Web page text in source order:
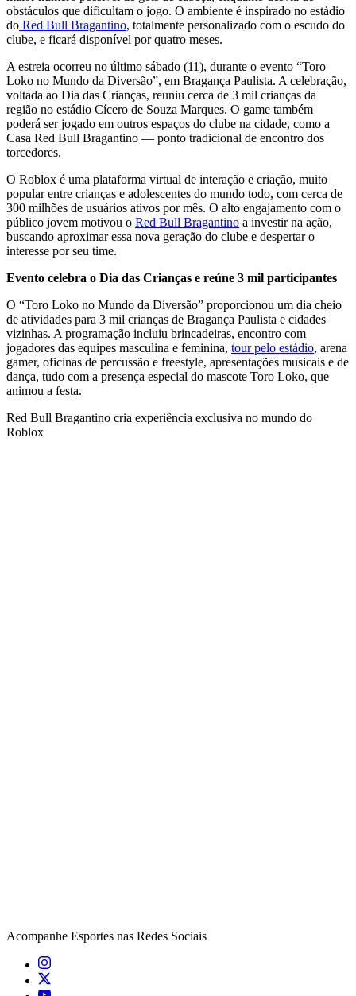
obstáculos que dificultam o jogo. O ambiente é inspirado no estádio
do Red Bull Bragantino, totalmente personalizado com o escudo do
clube, e ficará disponível por quatro meses.
A estreia ocorreu no último sábado (11), durante o evento “Toro
Loko no Mundo da Diversão”, em Bragança Paulista. A celebração,
voltada ao Dia das Crianças, reuniu cerca de 3 mil crianças da
região no estádio Cícero de Souza Marques. O game também
poderá ser jogado em outros espaços do clube na cidade, como a
Casa Red Bull Bragantino — ponto tradicional de encontro dos
torcedores.
O Roblox é uma plataforma virtual de interação e criação, muito
popular entre crianças e adolescentes do mundo todo, com cerca de
300 milhões de usuários ativos por mês. O alto engajamento com o
público jovem motivou o Red Bull Bragantino a investir na ação,
buscando aproximar essa nova geração do clube e despertar o
interesse por seu time.
Evento celebra o Dia das Crianças e reúne 3 mil participantes
O “Toro Loko no Mundo da Diversão” proporcionou um dia cheio
de atividades para 3 mil crianças de Bragança Paulista e cidades
vizinhas. A programação incluiu brincadeiras, encontro com
jogadores das equipes masculina e feminina, tour pelo estádio, arena
gamer, oficinas de percussão e freestyle, apresentações musicais e de
dança, tudo com a presença especial do mascote Toro Loko, que
animou a festa.
Red Bull Bragantino cria experiência exclusiva no mundo do
Roblox
Acompanhe Esportes nas Redes Sociais